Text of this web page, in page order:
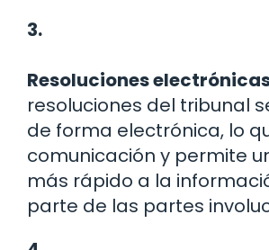
3.
Resoluciones
resoluciones del tribunal
de forma electrónica, lo
comunicación y permite
más rápido a la
parte de las partes